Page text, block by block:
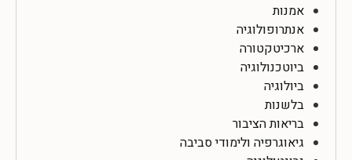
אמנות
אנתרופולוגיה
ארכיטקטורה
ביוטכנולוגיה
ביולוגיה
בלשנות
בריאות הציבור
גיאוגרפיה ולימודי סביבה